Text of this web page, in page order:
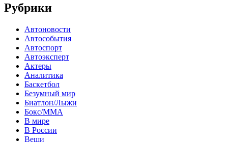
Рубрики
Автоновости
Автособытия
Автоспорт
Автоэксперт
Актеры
Аналитика
Баскетбол
Безумный мир
Биатлон/Лыжи
Бокс/MMA
В мире
В России
Вещи